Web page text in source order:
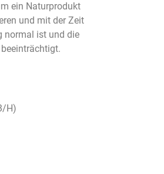
ein Naturprodukt
und mit der Zeit
normal ist und die
H)